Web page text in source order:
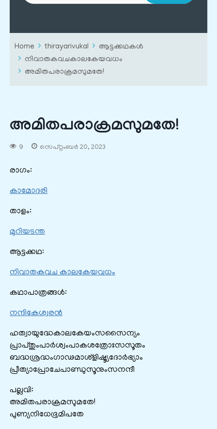
Home thirayarivukal
ആട്ടക്കഥകൾ
നിവാതകവചകാലകേയവധം
അമിതപരാക്രമസുമതേ!
അമിതപരാക്രമസുമതേ!
9 സെപ്റ്റംബർ 20, 2023
രാഗം:
കാമോദരി
താളം:
മുറിയടന്ത
ആട്ടക്കഥ:
നിവാതകവച കാലകേയവധം
കഥാപാത്രങ്ങൾ:
നന്ദികേശ്വരൻ
ഹത്വായുദ്ധേകാലകേയംസസൈന്യം
പ്രാപ്തുംപാർശ്വംപാകശത്രോഃസസൂതം
ബദ്ധശ്രദ്ധംഗാഢമാശ്ളിഷ്ട്യദോർഭ്യാം
പ്രീത്യാപ്രോചേപാണ്ഡുസൂനുംസനന്ദീ
പല്ലവി:
അമിതപരാക്രമസുമതേ!
പുണ്യനിധേഭൂമിപതേ